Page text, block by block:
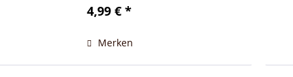
4,99 € *
Merken